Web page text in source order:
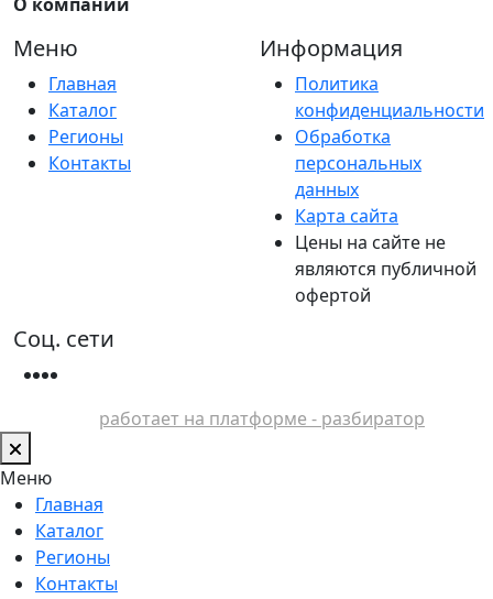
Меню
Главная
Каталог
Регионы
Контакты
Информация
Политика
конфиденциальности
Обработка
персональных
данных
Карта сайта
Цены на сайте не
являются публичной
офертой
Соц. сети
работает на платформе - разбиратор
Меню
Главная
Каталог
Регионы
Контакты